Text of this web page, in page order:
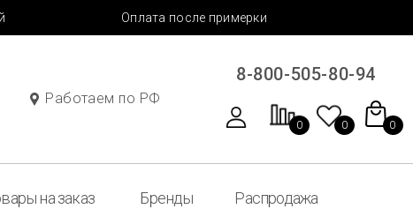
Оплата после примерки
Работаем по РФ
8-800-505-80-94
0 0 0
на заказ Бренды Распродажа